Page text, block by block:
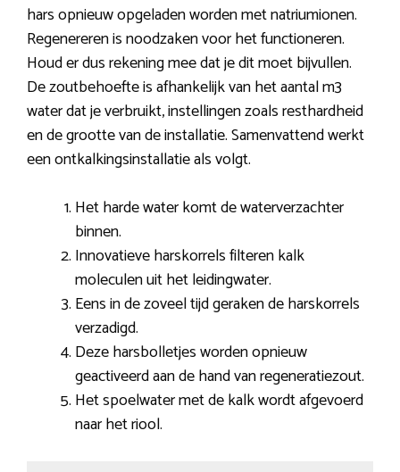
hars opnieuw opgeladen worden met natriumionen.
Regenereren is noodzaken voor het functioneren.
Houd er dus rekening mee dat je dit moet bijvullen.
De zoutbehoefte is afhankelijk van het aantal m3
water dat je verbruikt, instellingen zoals resthardheid
en de grootte van de installatie. Samenvattend werkt
een ontkalkingsinstallatie als volgt.
Het harde water komt de waterverzachter
binnen.
Innovatieve harskorrels filteren kalk
moleculen uit het leidingwater.
Eens in de zoveel tijd geraken de harskorrels
verzadigd.
Deze harsbolletjes worden opnieuw
geactiveerd aan de hand van regeneratiezout.
Het spoelwater met de kalk wordt afgevoerd
naar het riool.